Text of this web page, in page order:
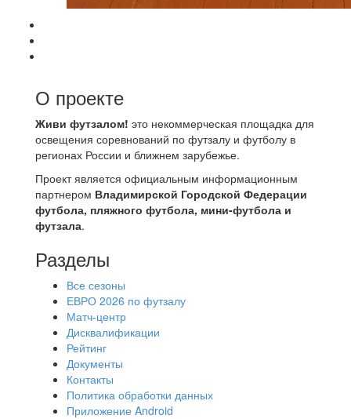
О проекте
Живи футзалом! это некоммерческая площадка для
освещения соревнований по футзалу и футболу в
регионах России и ближнем зарубежье.
Проект является официальным информационным
партнером Владимирской Городской Федерации
футбола, пляжного футбола, мини-футбола и
футзала.
Разделы
Все сезоны
ЕВРО 2026 по футзалу
Матч-центр
Дисквалификации
Рейтинг
Документы
Контакты
Политика обработки данных
Приложение Android